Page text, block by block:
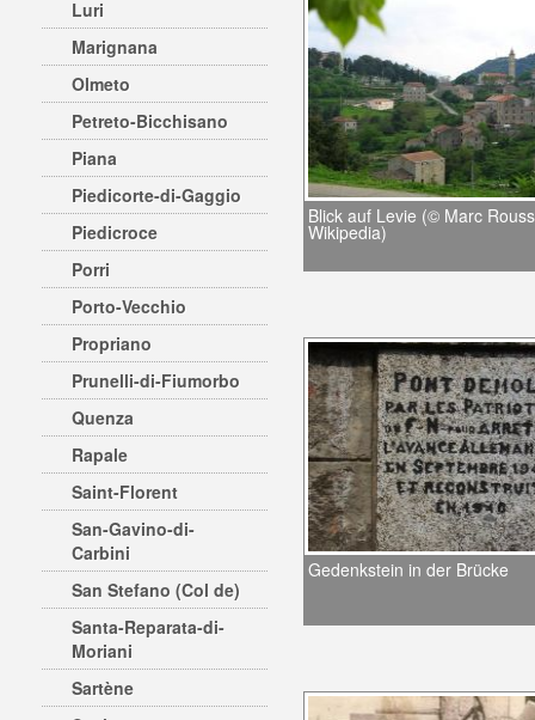
Luri
Marignana
Olmeto
Petreto-Bicchisano
Piana
Piedicorte-di-Gaggio
Piedicroce
Porri
Porto-Vecchio
Propriano
Prunelli-di-Fiumorbo
Quenza
Rapale
Saint-Florent
San-Gavino-di-
Carbini
San Stefano (Col de)
Santa-Reparata-di-
Moriani
Sartène
Blick auf Levie (© Marc
Wikipedia)
Gedenkstein in der Brücke